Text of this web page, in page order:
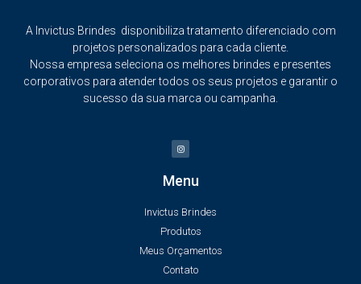
A Invictus Brindes disponibiliza tratamento diferenciado com
projetos personalizados para cada cliente.
Nossa empresa seleciona os melhores brindes e presentes
corporativos para atender todos os seus projetos e garantir o
sucesso da sua marca ou campanha.
Menu
Invictus Brindes
Produtos
Meus Orçamentos
Contato